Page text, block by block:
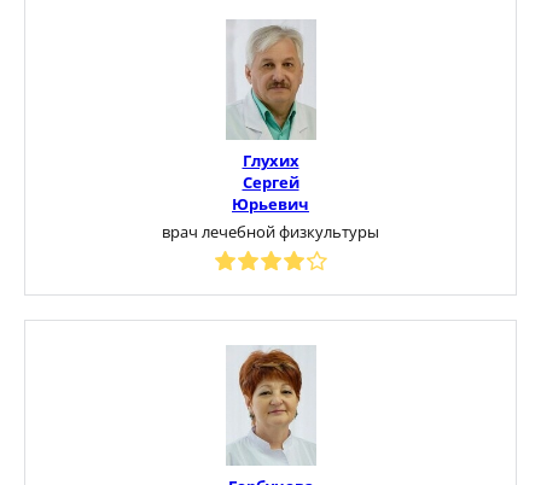
Глухих
Сергей
Юрьевич
врач лечебной физкультуры